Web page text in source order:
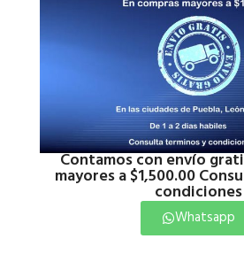
Contamos con envío
mayores a $1,500.00
condiciones
Whatsapp